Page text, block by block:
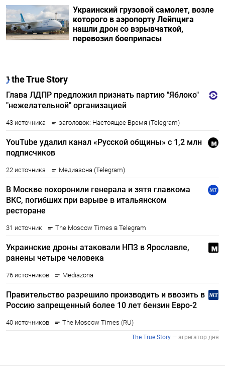
Украинский грузовой самолет, возле
которого в аэропорту Лейпцига
нашли дрон со взрывчаткой,
перевозил боеприпасы